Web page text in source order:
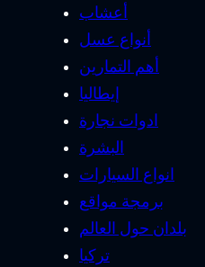
أعشاب
أنواع عسل
أهم التمارين
إيطاليا
ادوات نجارة
البشرة
انواع السيارات
برمجة مواقع
بلدان حول العالم
تركيا